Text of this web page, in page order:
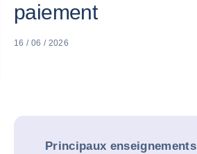
paiement
16 / 06 / 2026
Principaux enseignements